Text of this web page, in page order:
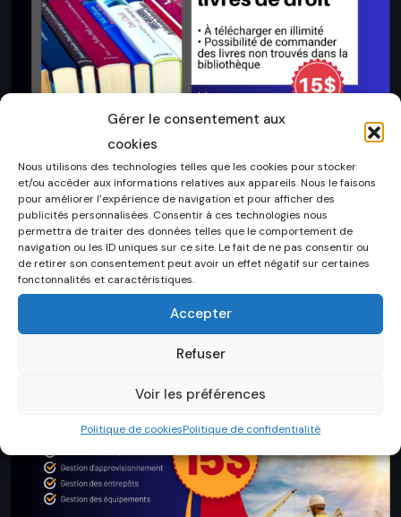
Gérer le consentement aux
cookies
Nous utilisons des technologies telles que les cookies pour stocker
et/ou accéder aux informations relatives aux appareils. Nous le faisons
pour améliorer l’expérience de navigation et pour afficher des
publicités personnalisées. Consentir à ces technologies nous
permettra de traiter des données telles que le comportement de
navigation ou les ID uniques sur ce site. Le fait de ne pas consentir ou
de retirer son consentement peut avoir un effet négatif sur certaines
fonctonnalités et caractéristiques.
Accepter
Refuser
Voir les préférences
Politique de cookiesPolitique de confidentialité
Formation en ligne